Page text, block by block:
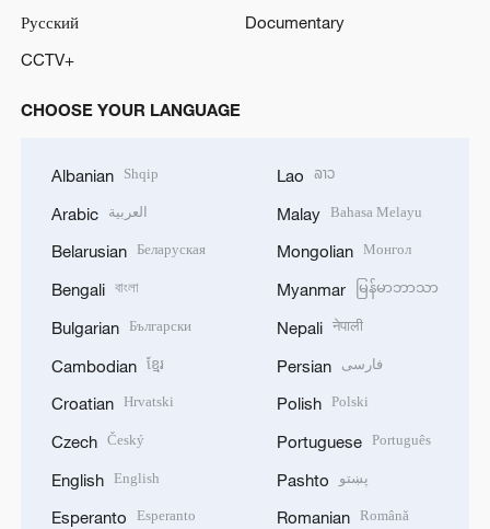
Русский
Documentary
CCTV+
CHOOSE YOUR LANGUAGE
Albanian Shqip
Arabic العربية
Belarusian Беларуская
Bengali বাংলা
Bulgarian Български
Cambodian ខ្មែរ
Croatian Hrvatski
Czech Český
English English
Esperanto Esperanto
Lao ລາວ
Malay Bahasa Melayu
Mongolian Монгол
Myanmar မြန်မာဘာသာ
Nepali नेपाली
Persian فارسی
Polish Polski
Portuguese Português
Pashto پښتو
Romanian Română